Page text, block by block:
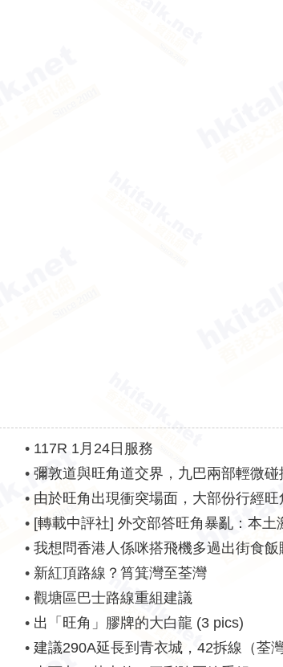
• 117R 1月24日服務
• 彌敦道與旺角道交界，九巴兩部輕微碰
• 由於旺角出現衝突場面，大部份行經
受阻
• [轉載中評社] 外交部答旺角暴亂：本土
• 我想問香港人係咪搭飛機多過出街食飯
• 新紅頂路線？筲箕灣至荃灣
• 觀塘區巴士路線重組建議
• 出「旺角」膠牌的大白龍 (3 pics)
• 建議290A延長到青衣城，42拆線（荃